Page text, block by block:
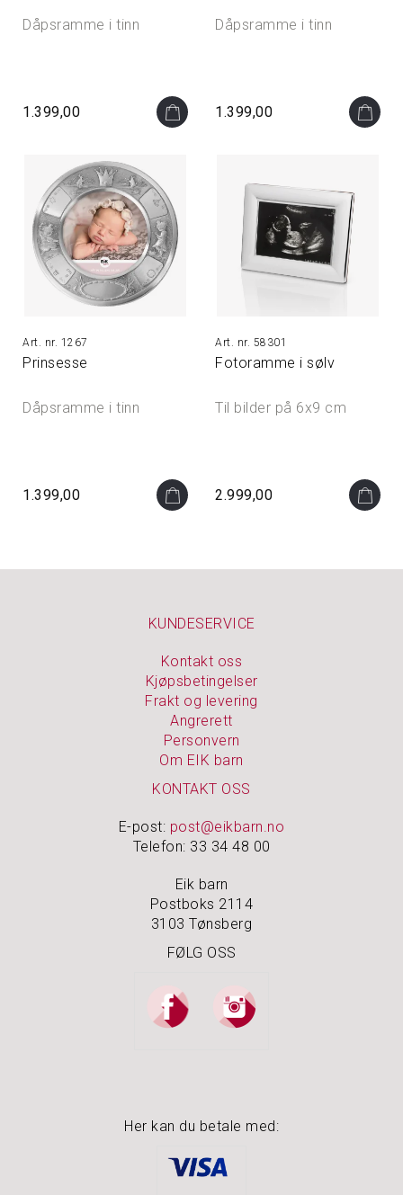
Dåpsramme i tinn
1.399,00
Dåpsramme i tinn
1.399,00
1267
Prinsesse
Dåpsramme i tinn
1.399,00
58301
Fotoramme i sølv
Til bilder på 6x9 cm
2.999,00
KUNDESERVICE
Kontakt oss
Kjøpsbetingelser
Frakt og levering
Angrerett
Personvern
Om EIK barn
KONTAKT OSS
E-post: post@eikbarn.no
Telefon: 33 34 48 00
Eik barn
Postboks 2114
3103 Tønsberg
FØLG OSS
Her kan du betale med: